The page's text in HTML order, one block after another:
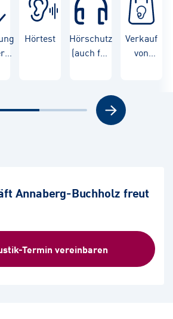
Hörtest
Hörschutz
(auch für
Verkauf
von
Annaberg-Buchholz freut
Termin vereinbaren